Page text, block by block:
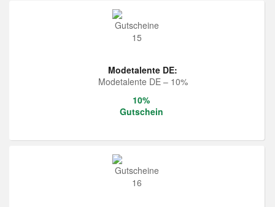
Modetalente DE:
Modetalente DE – 10%
10%
Gutschein